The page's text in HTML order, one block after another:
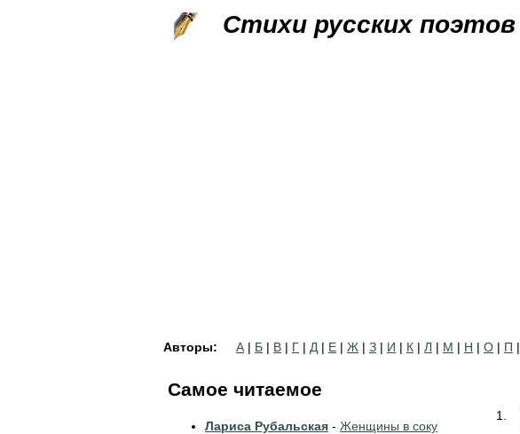
Стихи русских поэтов
Авторы: А | Б | В | Г | Д | Е | Ж | З | И | К | Л | М | Н | О | П |
Самое читаемое
Лариса Рубальская - Женщины в соку